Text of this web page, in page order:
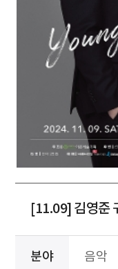
[11.09] 김영준
분야 음악